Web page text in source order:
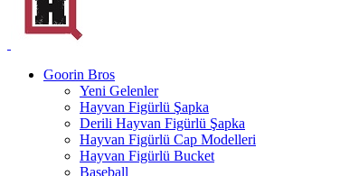
Goorin Bros
Yeni Gelenler
Hayvan Figürlü Şapka
Derili Hayvan Figürlü Şapka
Hayvan Figürlü Cap Modelleri
Hayvan Figürlü Bucket
Baseball